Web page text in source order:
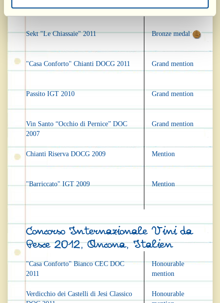
Sekt "Le Chiassaie" 2011
"Casa Conforto" Chianti DOCG 2011
Passito IGT 2010
Vin Santo “Occhio di Pernice” DOC
2007
Chianti Riserva DOCG 2009
"Barriccato" IGT 2009
Bronze medal
Grand mention
Grand mention
Grand mention
Mention
Mention
Concorso Internazionale Vini da
Pesce 2012, Ancona, Italien
"Casa Conforto" Bianco CEC DOC
2011
Verdicchio dei Castelli di Jesi Classico
Honourable
mention
Honourable